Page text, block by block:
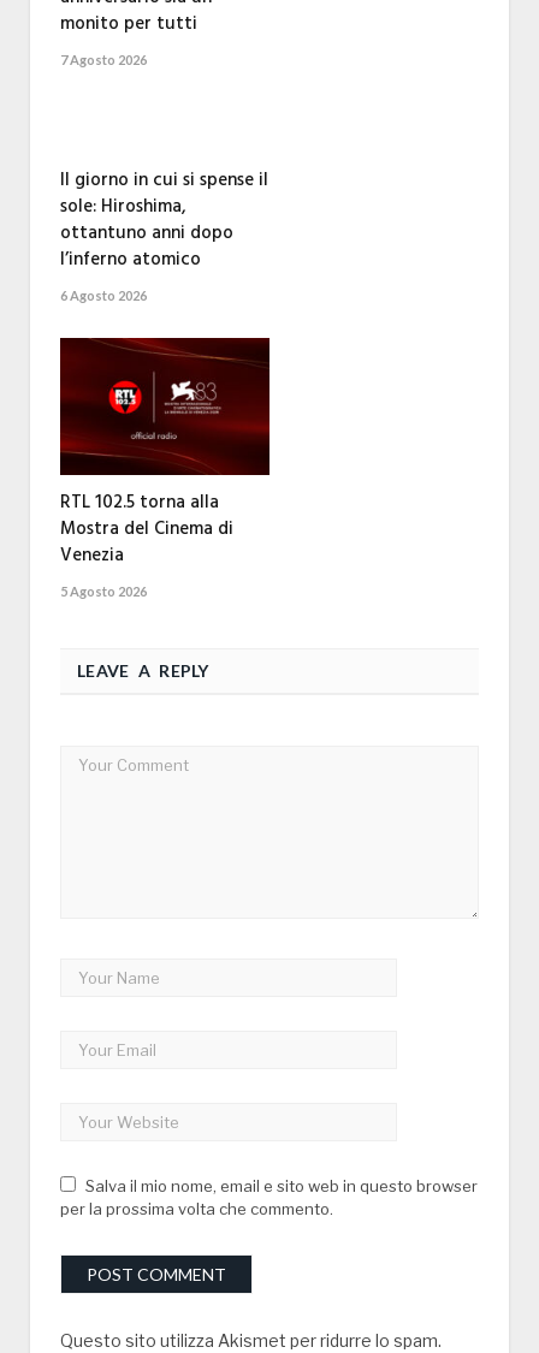
monito per tutti
7 Agosto 2026
Il giorno in cui si spense il
sole: Hiroshima,
ottantuno anni dopo
l’inferno atomico
6 Agosto 2026
RTL 102.5 torna alla
Mostra del Cinema di
Venezia
5 Agosto 2026
LEAVE A REPLY
Salva il mio nome, email e sito web in questo browser
per la prossima volta che commento.
Questo sito utilizza Akismet per ridurre lo spam.